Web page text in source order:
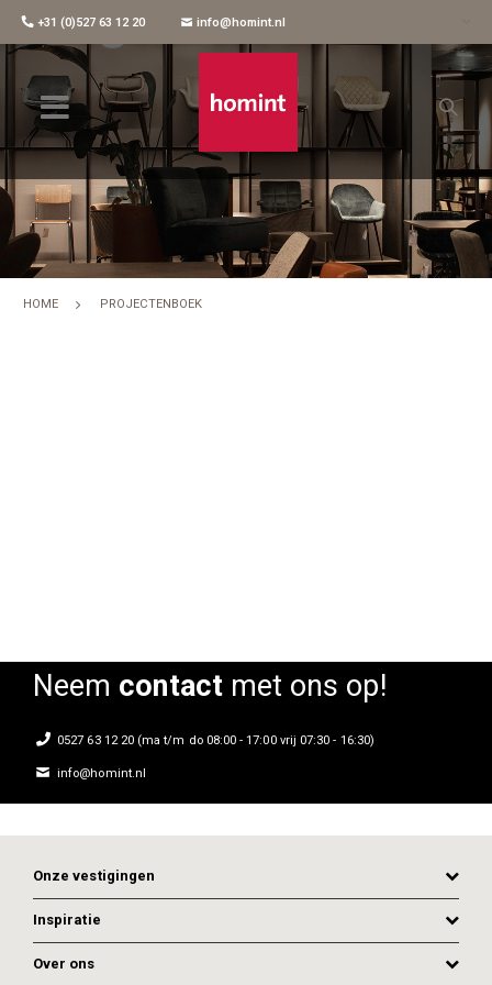
+31 (0)527 63 12 20 info@homint.nl
HOME PROJECTENBOEK
Neem contactmet ons op!
0527 63 12 20 (ma t/m do 08:00 - 17:00 vrij 07:30 - 16:30)
info@homint.nl
Onze vestigingen
Inspiratie
Over ons